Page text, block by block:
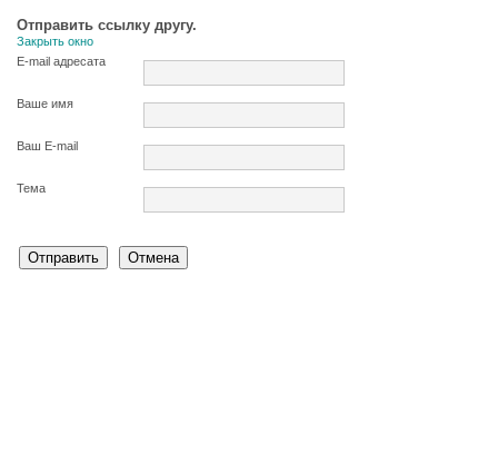
Отправить ссылку другу.
Закрыть окно
E-mail адресата
Ваше имя
Ваш E-mail
Тема
Отправить Отмена